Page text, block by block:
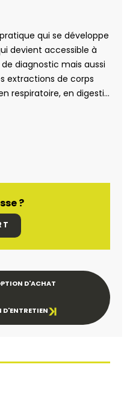
qui se développe
devient accessible à
diagnostic mais aussi
extractions de corps
respiratoire, en digestif,
?
D'ACHAT
D'ENTRETIEN